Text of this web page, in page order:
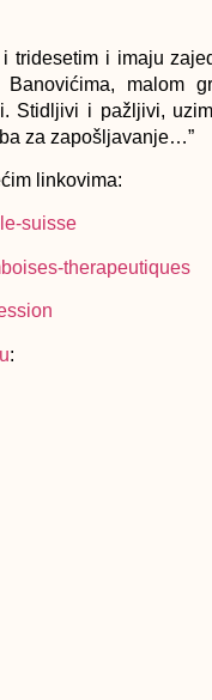
tridesetim i imaju
malom
Stidljivi i pažljivi,
za zapošljavanje…”
linkovima:
suisse
therapeutiques
: